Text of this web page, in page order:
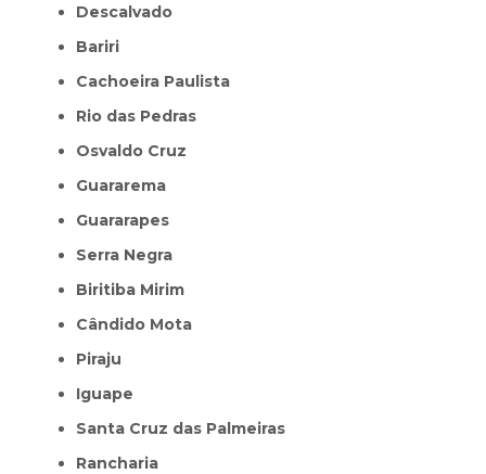
Descalvado
Bariri
Cachoeira Paulista
Rio das Pedras
Osvaldo Cruz
Guararema
Guararapes
Serra Negra
Biritiba Mirim
Cândido Mota
Piraju
Iguape
Santa Cruz das Palmeiras
Rancharia